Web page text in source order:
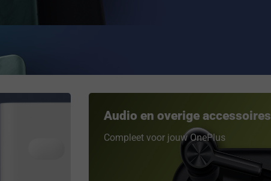
Audio en overige accessoires
Compleet voor jouw OnePlus